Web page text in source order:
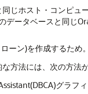
じホスト・コンピュ
データベースと同じ
ーン)を作成するため。
方法には、次の方法が
(DBCA)グラフ